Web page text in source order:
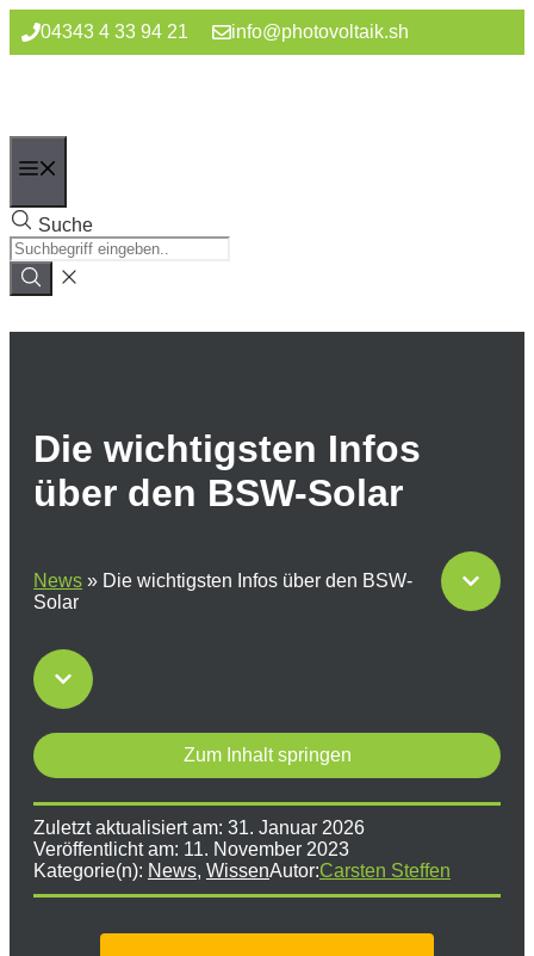
Zum
Inhalt
springen
04343 4 33 94 21 info@photovoltaik.sh
Suche
Die wichtigsten Infos
über den BSW-Solar
News » Die wichtigsten Infos über den BSW-
Solar
Zum Inhalt springen
Zuletzt aktualisiert am: 31. Januar 2026
Veröffentlicht am: 11. November 2023
Kategorie(n): News, WissenAutor:Carsten Steffen